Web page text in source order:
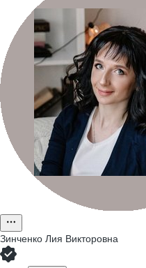
Зинченко Лия Викторовна